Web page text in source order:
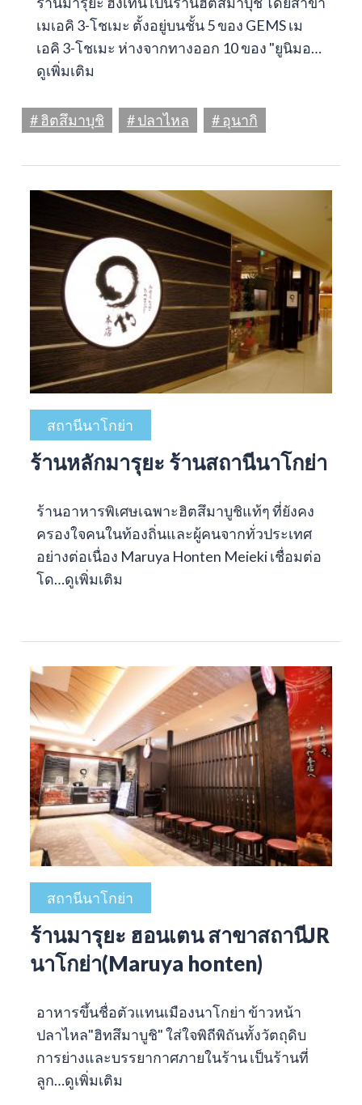
เมเอคิ 3-โชเมะ ตั้งอยู่บนชั้น 5 ของ GEMS เม
เอคิ 3-โชเมะ ห่างจากทางออก 10 ของ "ยูนิมอ…
ดูเพิ่มเติม
# ฮิตสึมาบุชิ # ปลาไหล # อุนากิ
สถานีนาโกย่า
ร้านหลักมารุยะ ร้านสถานีนาโกย่า
ร้านอาหารพิเศษเฉพาะฮิตสึมาบูชิแท้ๆ ที่ยังคง
ครองใจคนในท้องถิ่นและผู้คนจากทั่วประเทศ
อย่างต่อเนื่อง Maruya Honten Meieki เชื่อมต่อ
โด…ดูเพิ่มเติม
สถานีนาโกย่า
ร้านมารุยะ ฮอนเตน สาขาสถานีJR
นาโกย่า(Maruya honten)
อาหารขึ้นชื่อตัวแทนเมืองนาโกย่า ข้าวหน้า
ปลาไหล"ฮิทสึมาบูชิ" ใส่ใจพิถีพิถันทั้งวัตถุดิบ
การย่างและบรรยากาศภายในร้าน เป็นร้านที่
ลูก…ดูเพิ่มเติม